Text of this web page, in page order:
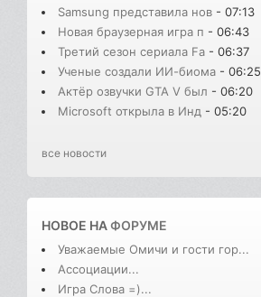
Samsung представила нов - 07:13
Новая браузерная игра п - 06:43
Третий сезон сериала Fa - 06:37
Ученые создали ИИ-биома - 06:25
Актёр озвучки GTA V был - 06:20
Microsoft открыла в Инд - 05:20
все новости
НОВОЕ НАФОРУМЕ
Уважаемые Омичи и гости гор...
Ассоциации...
Игра Слова =)...